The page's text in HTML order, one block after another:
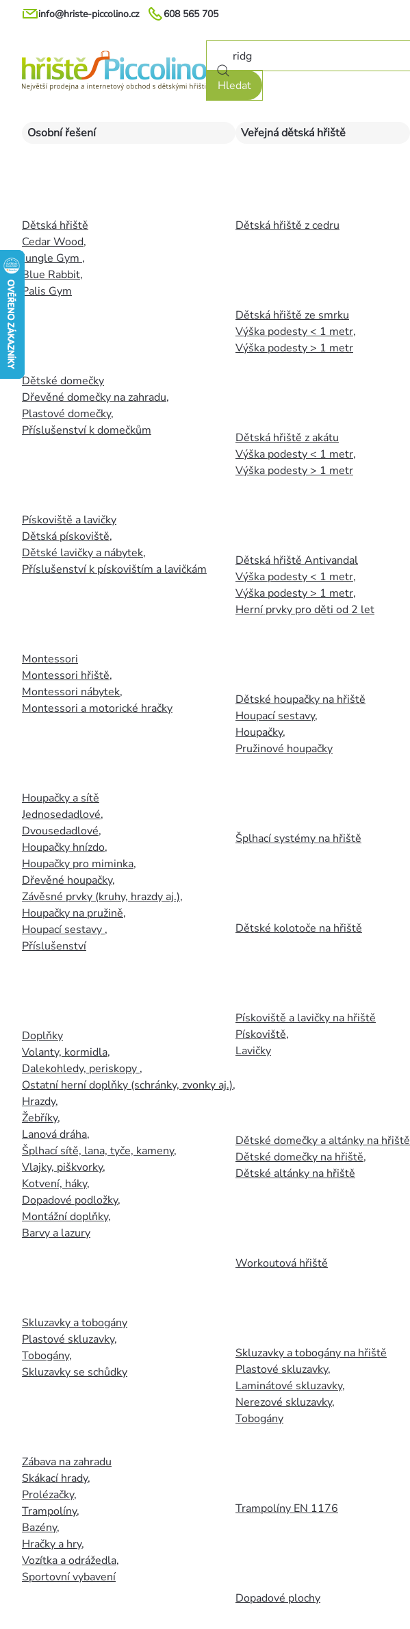
Přejít
608 565 705
info@hriste-piccolino.cz
Hledat
Osobní řešení
Dětská hřiště
Cedar Wood,
Jungle Gym ,
Blue Rabbit,
Palis Gym
Dětské domečky
Dřevěné domečky na zahradu,
Plastové domečky,
Příslušenství k domečkům
Pískoviště a lavičky
Dětská pískoviště,
Dětské lavičky a nábytek,
Příslušenství k pískovištím a lavičkám
Montessori
Montessori hřiště,
Montessori nábytek,
Montessori a motorické hračky
Houpačky a sítě
Jednosedadlové,
Dvousedadlové,
Houpačky hnízdo,
Houpačky pro miminka,
Dřevěné houpačky,
Závěsné prvky (kruhy, hrazdy aj.),
Houpačky na pružině,
Houpací sestavy ,
Příslušenství
Doplňky
Volanty, kormidla,
Dalekohledy, periskopy ,
Ostatní herní doplňky (schránky, zvonky aj.),
Hrazdy,
Žebříky,
Lanová dráha,
Šplhací sítě, lana, tyče, kameny,
Vlajky, piškvorky,
Kotvení, háky,
Dopadové podložky,
Montážní doplňky,
Barvy a lazury
Skluzavky a tobogány
Plastové skluzavky,
Tobogány,
Skluzavky se schůdky
Zábava na zahradu
Skákací hrady,
Prolézačky,
Trampolíny,
Bazény,
Hračky a hry,
Vozítka a odrážedla,
Sportovní vybavení
Veřejná dětská hřiště
Dětská hřiště z cedru
Dětská hřiště ze smrku
Výška podesty < 1 metr,
Výška podesty > 1 metr
Dětská hřiště z akátu
Výška podesty < 1 metr,
Výška podesty > 1 metr
Dětská hřiště Antivandal
Výška podesty < 1 metr,
Výška podesty > 1 metr,
Herní prvky pro děti od 2 let
Dětské houpačky na hřiště
Houpací sestavy,
Houpačky,
Pružinové houpačky
Šplhací systémy na hřiště
Dětské kolotoče na hřiště
Pískoviště a lavičky na hřiště
Pískoviště,
Lavičky
Dětské domečky a altánky na hřiště
Dětské domečky na hřiště,
Dětské altánky na hřiště
Workoutová hřiště
Skluzavky a tobogány na hřiště
Plastové skluzavky,
Laminátové skluzavky,
Nerezové skluzavky,
Tobogány
Trampolíny EN 1176
Dopadové plochy